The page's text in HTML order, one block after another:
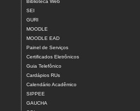
Biblioteca Web
SEI
GURI
MOODLE
MOODLE EAD
Painel de Serviços
Certificados Eletrônicos
Guia Telefônico
Cardápios RUs
Calendário Acadêmico
SIPPEE
GAUCHA